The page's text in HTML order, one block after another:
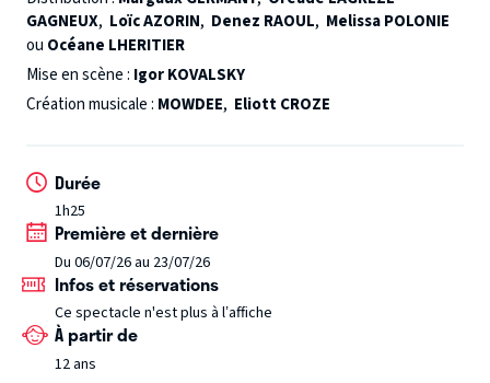
d’oppression, mais aussi espace de rires incontrôlables, de
relations sincères, d’amour et d’espoir.
GAGNEUX, Loïc AZORIN, Denez RAOUL, Melissa POLONIE
ou Océane LHERITIER
Mise en scène : Igor KOVALSKY
Création musicale : MOWDEE, Eliott CROZE
Durée
1h25
Première et dernière
Du 06/07/26 au 23/07/26
Infos et réservations
Ce spectacle n'est plus à l’affiche
À partir de
12 ans